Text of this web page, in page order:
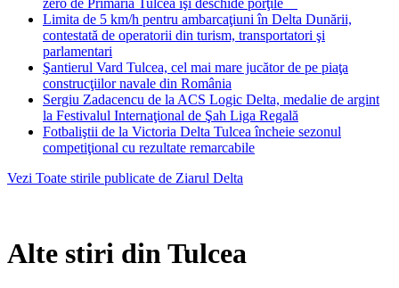
Limita de 5 km/h pentru ambarcaţiuni în Delta Dunării,
contestată de operatorii din turism, transportatori şi
parlamentari
Şantierul Vard Tulcea, cel mai mare jucător de pe piaţa
construcţiilor navale din România
Sergiu Zadacencu de la ACS Logic Delta, medalie de argint
la Festivalul Internaţional de Şah Liga Regală
Fotbaliştii de la Victoria Delta Tulcea încheie sezonul
competiţional cu rezultate remarcabile
Vezi Toate stirile publicate de Ziarul Delta
Alte stiri din Tulcea